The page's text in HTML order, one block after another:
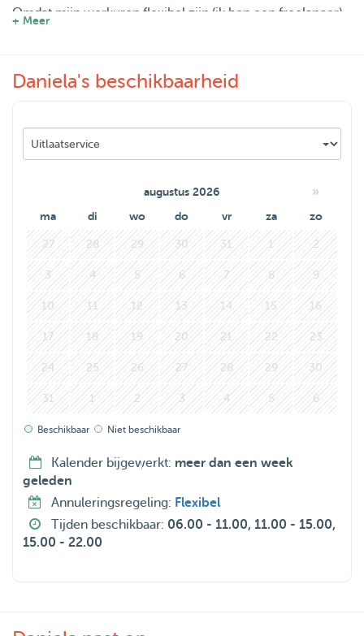
Omdat mijn werkuren flexibel zijn (ik ben een freelancer),
als ik voor meerdere uren oppas (prijs dan in overleg). Ik
Leuk om jullie dieren te ontmoeten en wie weet tot ziens!
+ Meer
Daniela's beschikbaarheid
augustus 2026 »
ma di wo do vr za zo
27 28 29 30 31 1 2
3 4 5 6 7 8 9
10 11 12 13 14 15 16
17 18 19 20 21 22 23
24 25 26 27 28 29 30
31 1 2 3 4 5 6
Beschikbaar Niet beschikbaar
Kalender bijgewerkt: meer dan een week
geleden
Annuleringsregeling: Flexibel
Tijden beschikbaar: 06.00 - 11.00, 11.00 - 15.00,
15.00 - 22.00